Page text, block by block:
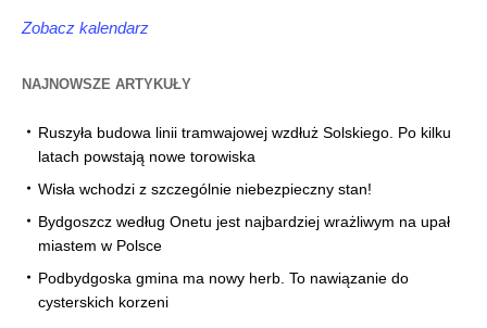
Zobacz kalendarz
NAJNOWSZE ARTYKUŁY
Ruszyła budowa linii tramwajowej wzdłuż Solskiego. Po kilku
latach powstają nowe torowiska
Wisła wchodzi z szczególnie niebezpieczny stan!
Bydgoszcz według Onetu jest najbardziej wrażliwym na upał
miastem w Polsce
Podbydgoska gmina ma nowy herb. To nawiązanie do
cysterskich korzeni